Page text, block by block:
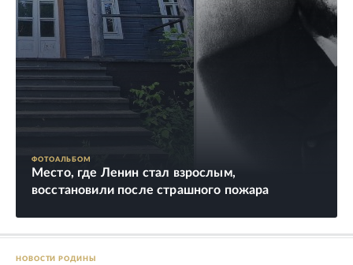
ФОТОАЛЬБОМ
Место, где Ленин стал взрослым,
восстановили после страшного пожара
НОВОСТИ РОДИНЫ